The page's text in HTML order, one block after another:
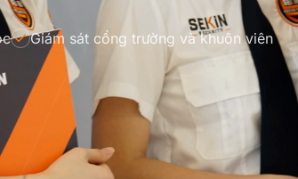
Giám sát cổng trường và khuôn viên